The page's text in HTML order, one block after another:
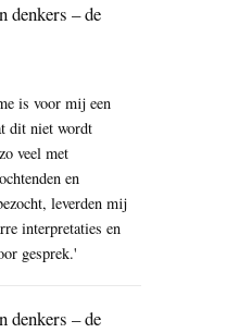
denkers – de
is voor mij een
dit niet wordt
veel met
en
leverden mij
interpretaties en
gesprek.'
denkers – de